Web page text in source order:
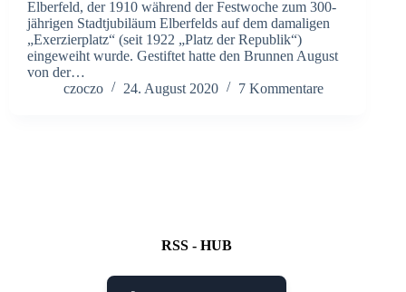
Elberfeld, der 1910 während der Festwoche zum 300-
jährigen Stadtjubiläum Elberfelds auf dem damaligen
„Exerzierplatz“ (seit 1922 „Platz der Republik“)
eingeweiht wurde. Gestiftet hatte den Brunnen August
von der…
czoczo
24. August 2020 7 Kommentare
RSS - HUB